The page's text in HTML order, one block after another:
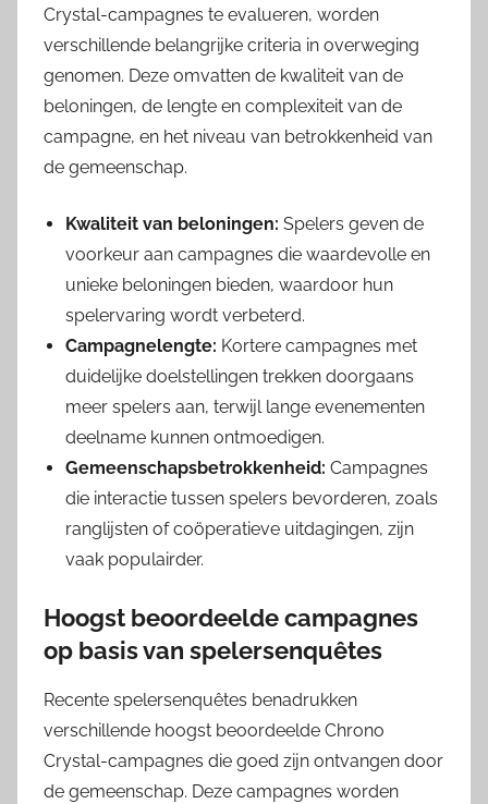
Crystal-campagnes te evalueren, worden
verschillende belangrijke criteria in overweging
genomen. Deze omvatten de kwaliteit van de
beloningen, de lengte en complexiteit van de
campagne, en het niveau van betrokkenheid van
de gemeenschap.
Kwaliteit van beloningen: Spelers geven de
voorkeur aan campagnes die waardevolle en
unieke beloningen bieden, waardoor hun
spelervaring wordt verbeterd.
Campagnelengte: Kortere campagnes met
duidelijke doelstellingen trekken doorgaans
meer spelers aan, terwijl lange evenementen
deelname kunnen ontmoedigen.
Gemeenschapsbetrokkenheid: Campagnes
die interactie tussen spelers bevorderen, zoals
ranglijsten of coöperatieve uitdagingen, zijn
vaak populairder.
Hoogst beoordeelde campagnes
op basis van spelersenquêtes
Recente spelersenquêtes benadrukken
verschillende hoogst beoordeelde Chrono
Crystal-campagnes die goed zijn ontvangen door
de gemeenschap. Deze campagnes worden